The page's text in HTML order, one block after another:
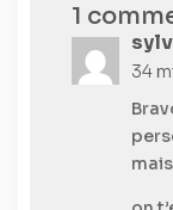
1
34